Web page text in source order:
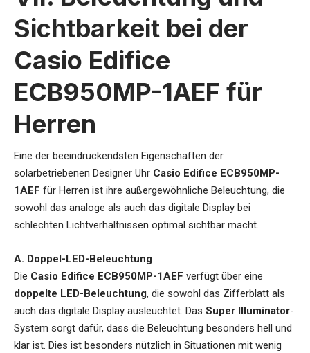
Sichtbarkeit bei der
Casio Edifice
ECB950MP-1AEF für
Herren
Eine der beeindruckendsten Eigenschaften der
solarbetriebenen Designer Uhr Casio Edifice ECB950MP-
1AEF für Herren ist ihre außergewöhnliche Beleuchtung, die
sowohl das analoge als auch das digitale Display bei
schlechten Lichtverhältnissen optimal sichtbar macht.
A. Doppel-LED-Beleuchtung
Die Casio Edifice ECB950MP-1AEF verfügt über eine
doppelte LED-Beleuchtung, die sowohl das Zifferblatt als
auch das digitale Display ausleuchtet. Das Super Illuminator-
System sorgt dafür, dass die Beleuchtung besonders hell und
klar ist. Dies ist besonders nützlich in Situationen mit wenig